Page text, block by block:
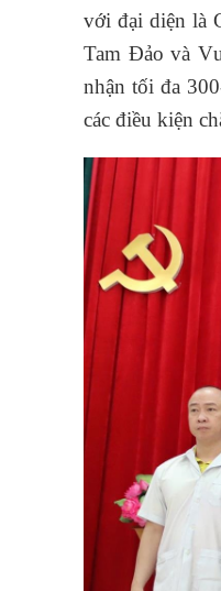
với đại diện là
Tam Đảo và
nhận tối đa
các điều kiện